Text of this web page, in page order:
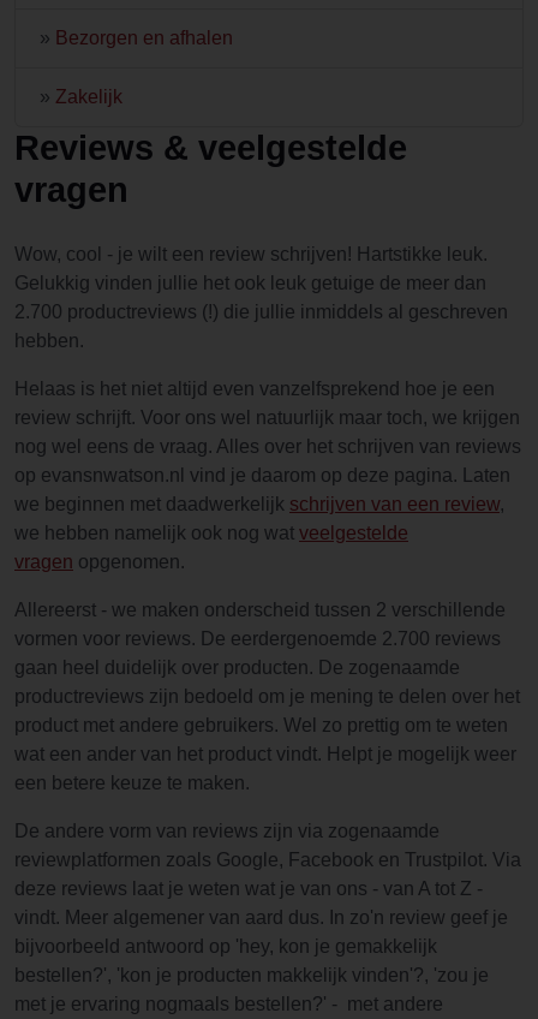
» Bezorgen en afhalen
» Zakelijk
Reviews & veelgestelde
vragen
Wow, cool - je wilt een review schrijven! Hartstikke leuk.
Gelukkig vinden jullie het ook leuk getuige de meer dan
2.700 productreviews (!) die jullie inmiddels al geschreven
hebben.
Helaas is het niet altijd even vanzelfsprekend hoe je een
review schrijft. Voor ons wel natuurlijk maar toch, we krijgen
nog wel eens de vraag. Alles over het schrijven van reviews
op evansnwatson.nl vind je daarom op deze pagina. Laten
we beginnen met daadwerkelijk schrijven van een review,
we hebben namelijk ook nog wat veelgestelde
vragen opgenomen.
Allereerst - we maken onderscheid tussen 2 verschillende
vormen voor reviews. De eerdergenoemde 2.700 reviews
gaan heel duidelijk over producten. De zogenaamde
productreviews zijn bedoeld om je mening te delen over het
product met andere gebruikers. Wel zo prettig om te weten
wat een ander van het product vindt. Helpt je mogelijk weer
een betere keuze te maken.
De andere vorm van reviews zijn via zogenaamde
reviewplatformen zoals Google, Facebook en Trustpilot. Via
deze reviews laat je weten wat je van ons - van A tot Z -
vindt. Meer algemener van aard dus. In zo'n review geef je
bijvoorbeeld antwoord op 'hey, kon je gemakkelijk
bestellen?', 'kon je producten makkelijk vinden'?, 'zou je
met je ervaring nogmaals bestellen?' - met andere